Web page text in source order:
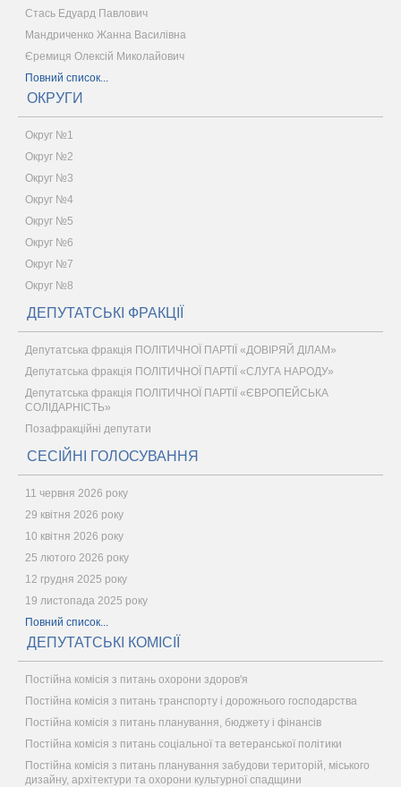
Стась Едуард Павлович
Мандриченко Жанна Василівна
Єремиця Олексій Миколайович
Повний список...
ОКРУГИ
Округ №1
Округ №2
Округ №3
Округ №4
Округ №5
Округ №6
Округ №7
Округ №8
ДЕПУТАТСЬКІ ФРАКЦІЇ
Депутатська фракція ПОЛІТИЧНОЇ ПАРТІЇ «ДОВІРЯЙ ДІЛАМ»
Депутатська фракція ПОЛІТИЧНОЇ ПАРТІЇ «СЛУГА НАРОДУ»
Депутатська фракція ПОЛІТИЧНОЇ ПАРТІЇ «ЄВРОПЕЙСЬКА
СОЛІДАРНІСТЬ»
Позафракційні депутати
СЕСІЙНІ ГОЛОСУВАННЯ
11 червня 2026 року
29 квітня 2026 року
10 квітня 2026 року
25 лютого 2026 року
12 грудня 2025 року
19 листопада 2025 року
Повний список...
ДЕПУТАТСЬКІ КОМІСІЇ
Постійна комісія з питань охорони здоров'я
Постійна комісія з питань транспорту і дорожнього господарства
Постійна комісія з питань планування, бюджету і фінансів
Постійна комісія з питань соціальної та ветеранської політики
Постійна комісія з питань планування забудови територій, міського
дизайну, архітектури та охорони культурної спадщини